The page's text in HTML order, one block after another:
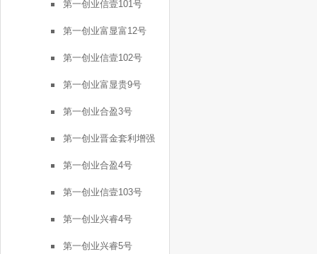
第一创业信壹101号
第一创业富显富12号
第一创业信壹102号
第一创业富显贵9号
第一创业合盈3号
第一创业晋金套利增强
FOF2号
第一创业合盈4号
第一创业信壹103号
第一创业兴睿4号
第一创业兴睿5号